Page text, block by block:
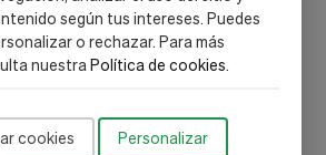
según tus intereses. Puedes
o rechazar. Para más
nuestraPolítica de cookies.
cookies Personalizar
opciones de pago y un proceso de
obtengas tus productos de
y ofertas especiales